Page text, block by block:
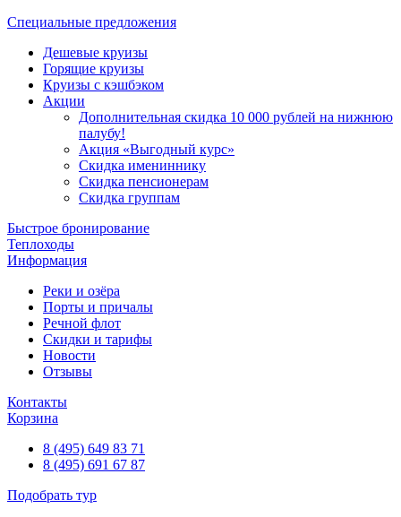
Специальные предложения
Дешевые круизы
Горящие круизы
Круизы с кэшбэком
Акции
Дополнительная скидка 10 000 рублей на нижнюю
палубу!
Акция «Выгодный курс»
Скидка имениннику
Скидка пенсионерам
Скидка группам
Быстрое бронирование
Теплоходы
Информация
Реки и озёра
Порты и причалы
Речной флот
Скидки и тарифы
Новости
Отзывы
Контакты
Корзина
8 (495) 649 83 71
8 (495) 691 67 87
Подобрать тур